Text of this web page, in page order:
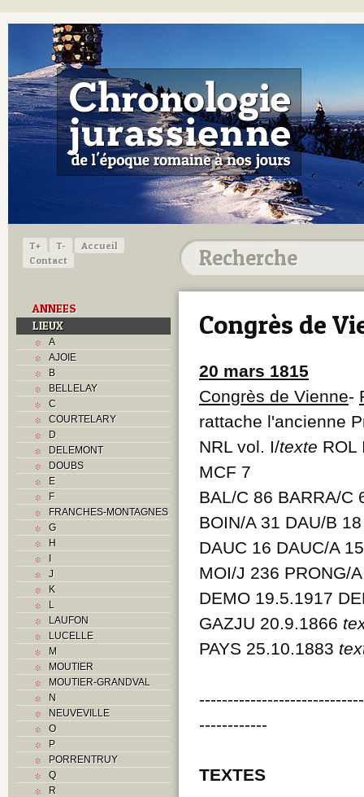
T+ T-
Accueil
Contact
ANNEES
LIEUX
A
AJOIE
B
BELLELAY
C
COURTELARY
D
DELEMONT
DOUBS
E
F
FRANCHES-MONTAGNES
G
H
I
J
K
L
LAUFON
LUCELLE
M
MOUTIER
MOUTIER-GRANDVAL
N
NEUVEVILLE
O
P
PORRENTRUY
Q
R
Congrès de
20 mars 1815
Congrès de Vienne-
rattache l'ancienne
NRL vol. I/texte
MCF 7
BAL/C 86 BARRA/C
BOIN/A 31 DAU/B
DAUC 16 DAUC/A
MOI/J 236 PRONG/
DEMO 19.5.1917
GAZJU 20.9.1866
PAYS 25.10.1883
------------
TEXTES